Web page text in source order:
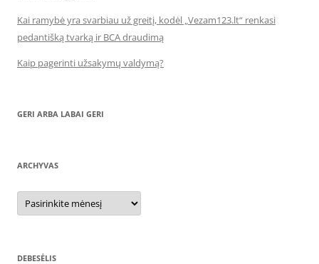
Kai ramybė yra svarbiau už greitį, kodėl „Vezam123.lt“ renkasi
pedantišką tvarką ir BCA draudimą
Kaip pagerinti užsakymų valdymą?
GERI ARBA LABAI GERI
ARCHYVAS
Archyvas
DEBESĖLIS